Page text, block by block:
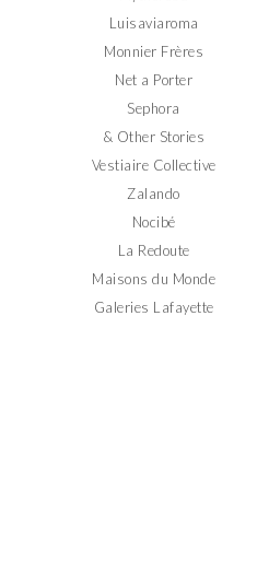
Luisaviaroma
Monnier Frères
Net a Porter
Sephora
& Other Stories
Vestiaire Collective
Zalando
Nocibé
La Redoute
Maisons du Monde
Galeries Lafayette